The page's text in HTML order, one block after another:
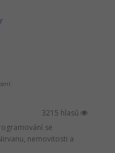
3215 hlasů
se
nemovitosti a